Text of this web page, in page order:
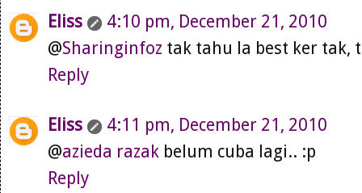
Eliss
4:10 pm, December 21, 2010
@Sharinginfoz tak tahu la best ker tak,
Reply
Eliss
4:11 pm, December 21, 2010
@azieda razak belum cuba lagi.. :p
Reply